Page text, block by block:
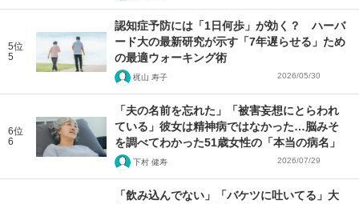
5位
5
認知症予防には「1日何歩」が効く？ ハーバ
ード大の最新研究が示す「7年遅らせる」ため
の最適ウォーキング術
梶山 寿子 2026/05/30
6位
6
「夫の名前を忘れた」「被害妄想にとらわれ
ている」彼女は精神病ではなかった…脳みそ
を調べてわかった51歳女性の「本当の病名」
下村 健寿 2026/07/29
「飲み込んでない」「バケツに吐いてる」大